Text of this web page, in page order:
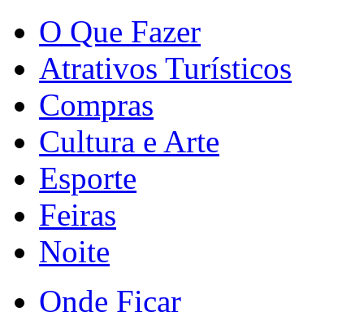
O Que Fazer
Atrativos Turísticos
Compras
Cultura e Arte
Esporte
Feiras
Noite
Onde Ficar